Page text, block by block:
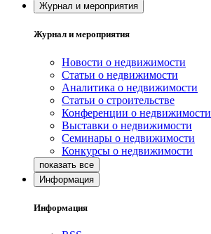
Журнал и мероприятия
Журнал и мероприятия
Новости о недвижимости
Статьи о недвижимости
Аналитика о недвижимости
Статьи о строительстве
Конференции о недвижимости
Выставки о недвижимости
Семинары о недвижимости
Конкурсы о недвижимости
Информация
Информация